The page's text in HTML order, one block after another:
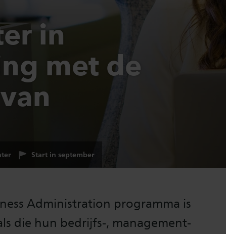
in
met de
Start in september
Administration programma is
die hun bedrijfs-, management-